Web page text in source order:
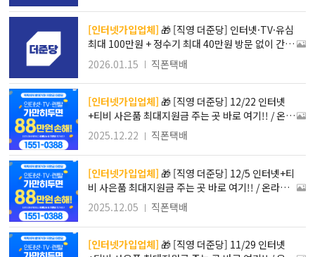
[인터넷가입업체] 🎁 [직영 더준당] 인터넷·TV·유심
최대 100만원 + 정수기 최대 40만원 방문 없이 간편
한 온라인 신청
2026.01.15 직폰택배
[인터넷가입업체] 🎁 [직영 더준당] 12/22 인터넷
+티비 사은품 최대지원금 주는 곳 바로 여기!! / 온라
인 진행!! 방문필요X 간편접수로 가입하자!! / 최대 1
48만원 사은품 혜택 !! 타사보다 무조건 더! SK KT L
G 인터넷가입!!
2025.12.22 직폰택배
[인터넷가입업체] 🎁 [직영 더준당] 12/5 인터넷+티
비 사은품 최대지원금 주는 곳 바로 여기!! / 온라인
진행!! 방문필요X 간편접수로 가입하자!! / 최대 148
만원 사은품 혜택 !! 타사보다 무조건 더! SK KT LG
인터넷가입!!
2025.12.05 직폰택배
[인터넷가입업체] 🎁 [직영 더준당] 11/29 인터넷